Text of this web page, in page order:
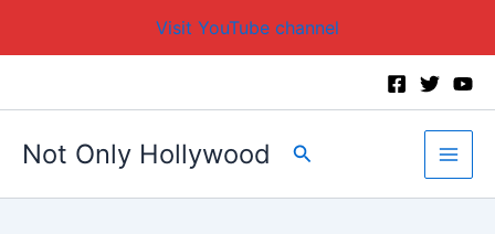
Visit YouTube channel
Not Only Hollywood Search